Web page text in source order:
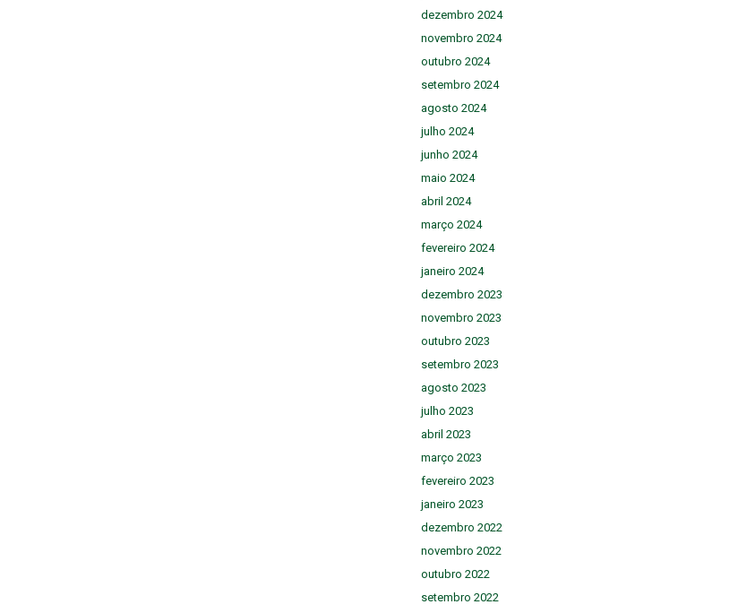
dezembro 2024
novembro 2024
outubro 2024
setembro 2024
agosto 2024
julho 2024
junho 2024
maio 2024
abril 2024
março 2024
fevereiro 2024
janeiro 2024
dezembro 2023
novembro 2023
outubro 2023
setembro 2023
agosto 2023
julho 2023
abril 2023
março 2023
fevereiro 2023
janeiro 2023
dezembro 2022
novembro 2022
outubro 2022
setembro 2022